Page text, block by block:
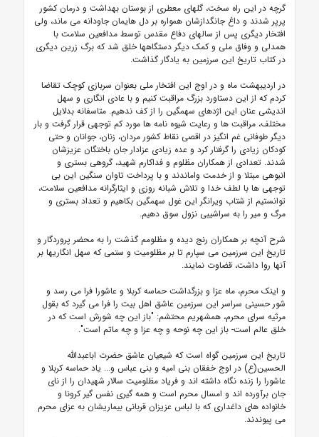
گرچه در این راه سخت، گلهای معطری از بوستان بهداشت و درمان کشور
پرپر شدند و داغ جانگدازشان همواره بر دل هایمان جاودانه می ماند، ولی
افتخار دیگری پس از سالهای دفاع مقدس توسط مدافعین سلامت با
همدلی و وفاق ملی و کمک دیگر دستگاهها خلق شد که برگ زرین دیگری
در کتاب تاریخ این سرزمین به یادگار گذاشت.
در اردیبهشت ماه و در اوج این افتخار ملی بعنوان سربازی کوچک تقاضا
کردم که از این دستاورد بزرگ مراقبت کنیم و با عادی انگاری و سهل
اندیشی عنان این اژدهای سهمگین را از کف ندهیم. متاسفانه بدلایل
مختلف، مراقبت ها و رعایت شیوه نامه ها مورد کم توجهی قرار گرفت و بار
دیگر طوفانی غم انگیز در اقصی نقاط کشور مردان، زنان، جوانان و حتی
کودکان زیادی را گرفتار کرد و عده زیادی عزادار جان باختگان عزیزشان
شدند. تعدادی از همکاران مظلوم و فداکارم شهید، گروهی بستری و
انبوهی مبتلا و از خدمت واماندند و با پرداخت تاوان سنگین این بی
توجهی ها با لطف خدا و تلاش شبانه روزی و ایثارگرانه مدافعین سلامت،
توانستیم از شتاب ویرانگر این غول سهمگین بکاهیم و تعداد بستری و
مرگ و میر را به سراشیبی نزول سوق دهیم.
شرح آنچه بر همکاران رنج دیده و مظلومم گذشت را به محضر پروردگار و
تاریخ این سرزمین می سپارم تا بر مظلومیت و ستمی که سهل انگاریها بر
آنها روا داشت، قضاوت نمایند.
و اینک محرم، ماه عزا و بزرگداشت حماسه کربلا و عاشورا فرا می رسد و
شور حسینی سراسر این سرزمین عاشق اهل بیت را فرا می گیرد که بقول
مرثیه سرای محرم، همشهریم محتشم: "باز این چه شورش است که در
خلق عالم است- باز این چه نوحه و چه عزا و چه ماتم است".
تاریخ این سرزمین گواه است که شیعیان عاشق حضرت اباعبدالله
الحسین(ع) در اوج خفقان بنی امیه و بنی عباس و... یاد حماسه کربلا و
عاشورا را زنده نگاه داشته اند و فریاد مظلومیت سالار شهیدان را از نای
جان برآورده اند و امسال محرم است و همه گیری نفس گیر کرونا و
خانواده های داغداری که با لباس عزیزان قربانی بیماریشان به عزای محرم
می پیوندند.